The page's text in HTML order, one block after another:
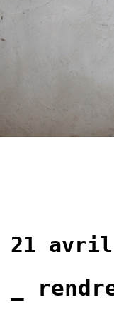
21 avril
_